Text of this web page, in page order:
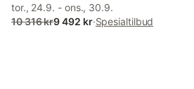
tor., 24.9. - ons., 30.9.
10 316 kr9 492 kr·Spesialtilbud